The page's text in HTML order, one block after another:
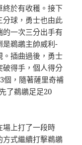
終於有收穫。接下
分球，勇士也由此
一次三分出手有
是鵜鶘主帥威利-
。插曲過後，勇士
破得手，個人得分
個，隨著薩里奇補
了鵜鶘足足20
場上打了一段時
方式繼續打擊鵜鶘